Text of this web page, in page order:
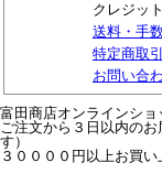
クレジッ
送料・手
特定商取
お問い合
富田商店オンラインショ
ご注文から３日以内の
す）
３００００円以上お買